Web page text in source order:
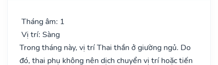
Tháng âm: 1
Vị trí: Sàng
Trong tháng này, vị trí Thai thần ở giường ngủ. Do
đó, thai phụ không nên dịch chuyển vị trí hoặc tiến